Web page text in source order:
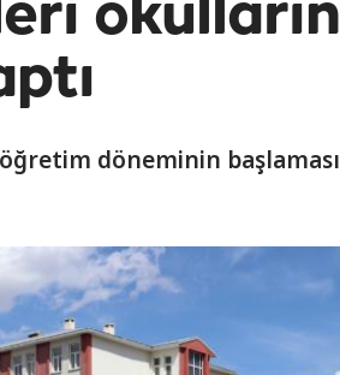
okulların
döneminin başlaması